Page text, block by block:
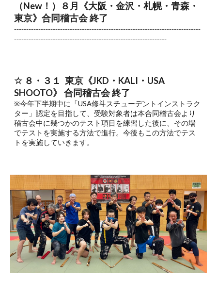
（New！）８ 月《大阪・金沢 ・札幌・青森 ・
東京》合同稽古会 終了
-----------------------------------------------------------------------------
---------------------------------------------------------------
☆ ８ ・ ３１ 東京《JKD・KALI・USA
SHOOTO》 合同稽古会 終了
※今年下半期中に「USA修斗スチューデントインストラク
ター」認定を目指して、受験対象者は本合同稽古会より
稽古会中に幾つかのテスト項目を練習した後に、その場
でテストを実施する方法で進行。今後もこの方法でテス
トを実施していきます。